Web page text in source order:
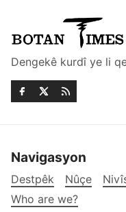
Dengekê kurdî ye li
Navigasyon
Destpêk Nûçe
Who are we?